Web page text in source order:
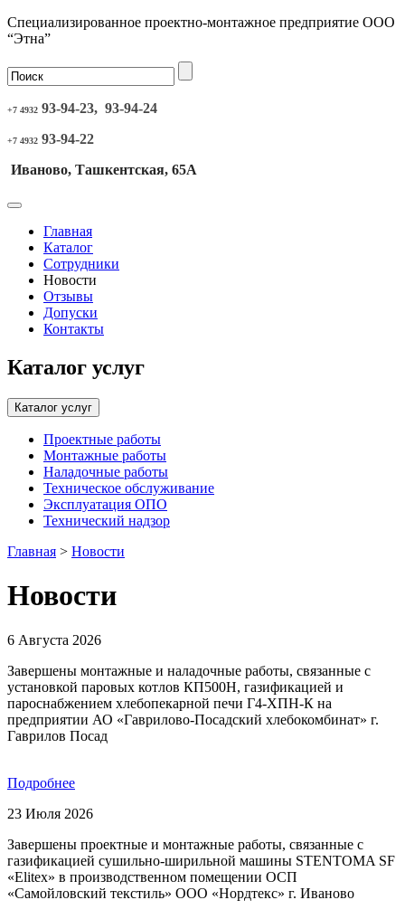
Специализированное проектно-монтажное предприятие ООО
“Этна”
+7 4932 93-94-23, 93-94-24
+7 4932 93-94-22
Иваново, Ташкентская, 65А
Главная
Каталог
Сотрудники
Новости
Отзывы
Допуски
Контакты
Каталог услуг
Каталог услуг
Проектные работы
Монтажные работы
Наладочные работы
Техническое обслуживание
Эксплуатация ОПО
Технический надзор
Главная > Новости
Новости
6 Августа 2026
Завершены монтажные и наладочные работы, связанные с
установкой паровых котлов КП500Н, газификацией и
пароснабжением хлебопекарной печи Г4-ХПН-К на
предприятии АО «Гаврилово-Посадский хлебокомбинат» г.
Гаврилов Посад
Подробнее
23 Июля 2026
Завершены проектные и монтажные работы, связанные с
газификацией сушильно-ширильной машины STENTOMA SF
«Elitex» в производственном помещении ОСП
«Самойловский текстиль» ООО «Нордтекс» г. Иваново